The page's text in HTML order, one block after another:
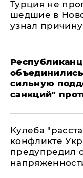
Турция не
шедшие в
узнал причину
сильную
санкций"
Кулеба
конфликте
предупредил